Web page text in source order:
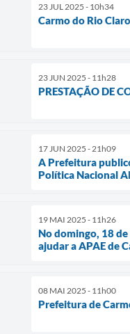
23 JUL 2025 - 10h34
Carmo do Rio
23 JUN 2025 - 11h28
PRESTAÇÃO DE
17 JUN 2025 - 21h09
A Prefeitura
Política Nacional
19 MAI 2025 - 11h26
No domingo, 18
ajudar a APAE de
08 MAI 2025 - 11h00
Prefeitura de